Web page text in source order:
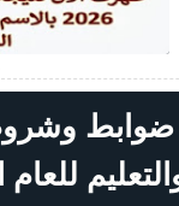
2026-07-19
ضوابط
للعام